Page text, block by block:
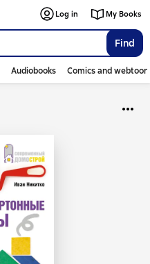
Find
Log in My Books
Audiobooks Comics and